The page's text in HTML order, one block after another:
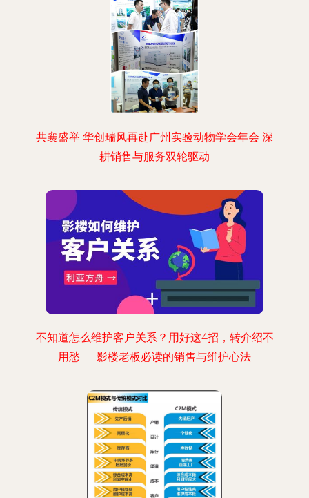
共襄盛举 华创瑞风再赴广州实验动物学会年会 深
耕销售与服务双轮驱动
不知道怎么维护客户关系？用好这4招，转介绍不
用愁——影楼老板必读的销售与维护心法